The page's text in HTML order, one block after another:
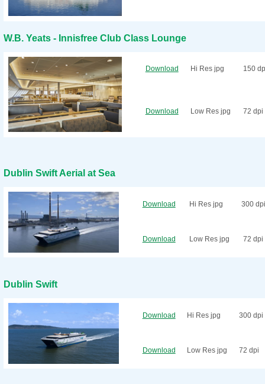
W.B. Yeats - Innisfree Club Class Lounge
Download Hi Res jpg 150
Download Low Res jpg 72 dpi
Dublin Swift Aerial at Sea
Download Hi Res jpg 300 dpi
Download Low Res jpg 72 dpi
Dublin Swift
Download Hi Res jpg 300 dpi
Download Low Res jpg 72 dpi